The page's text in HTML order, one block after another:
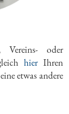
Vereins- oder
hierIhren
etwas andere